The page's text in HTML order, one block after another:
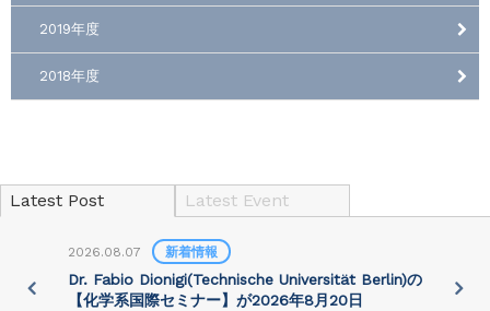
2019年度
2018年度
Latest Post Latest Event
2026.08.07 新着情報
Dr. Fabio Dionigi(Technische Universität Berlin)の
【化学系国際セミナー】が2026年8⽉20⽇